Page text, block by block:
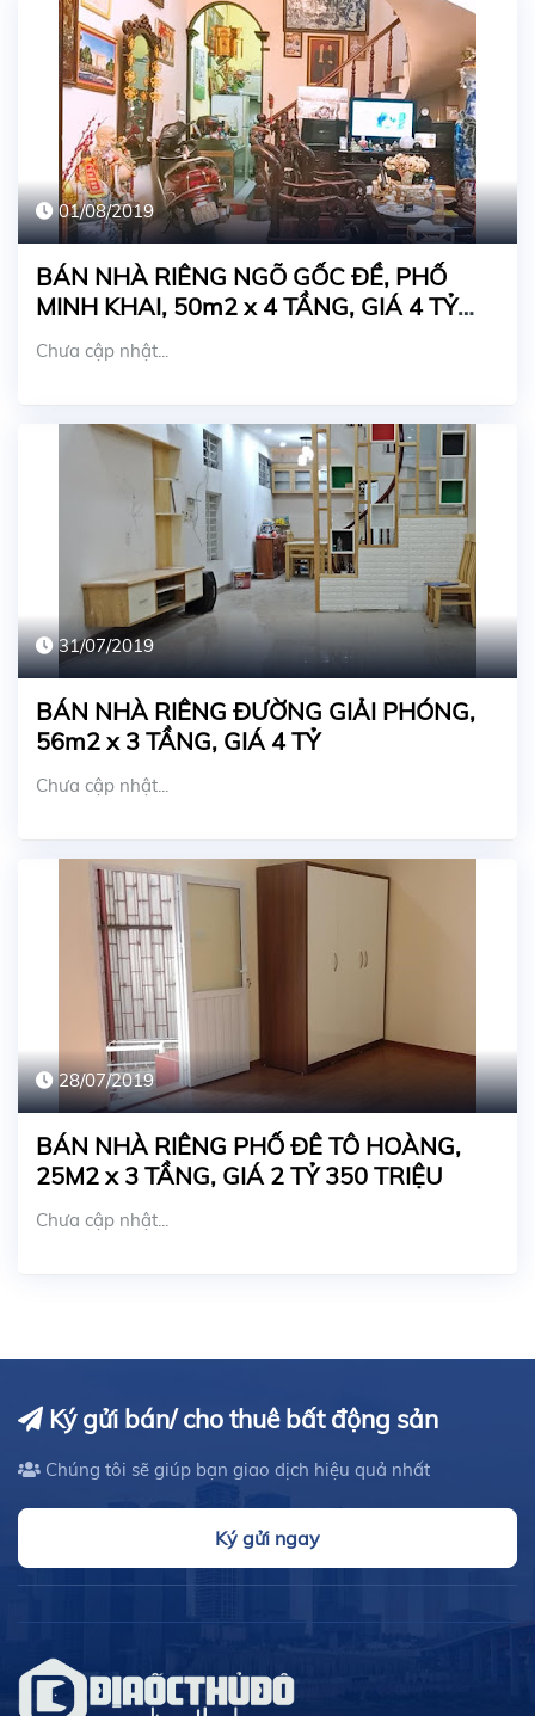
01/08/2019
BÁN NHÀ RIÊNG NGÕ GỐC ĐỀ, PHỐ
MINH KHAI, 50m2 x 4 TẦNG, GIÁ 4 TỶ
100 TRIỆU
Chưa cập nhật...
31/07/2019
BÁN NHÀ RIÊNG ĐƯỜNG GIẢI PHÓNG,
56m2 x 3 TẦNG, GIÁ 4 TỶ
Chưa cập nhật...
28/07/2019
BÁN NHÀ RIÊNG PHỐ ĐÊ TÔ HOÀNG,
25M2 x 3 TẦNG, GIÁ 2 TỶ 350 TRIỆU
Chưa cập nhật...
Ký gửi bán/ cho thuê bất động sản
Chúng tôi sẽ giúp bạn giao dịch hiệu quả nhất
Ký gửi ngay